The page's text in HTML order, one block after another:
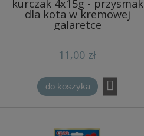
kurczak 4x15g - przysmak
dla kota w kremowej
galaretce
11,00 zł
do koszyka